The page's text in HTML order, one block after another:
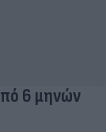
6 μηνών